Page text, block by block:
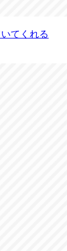
てくれる